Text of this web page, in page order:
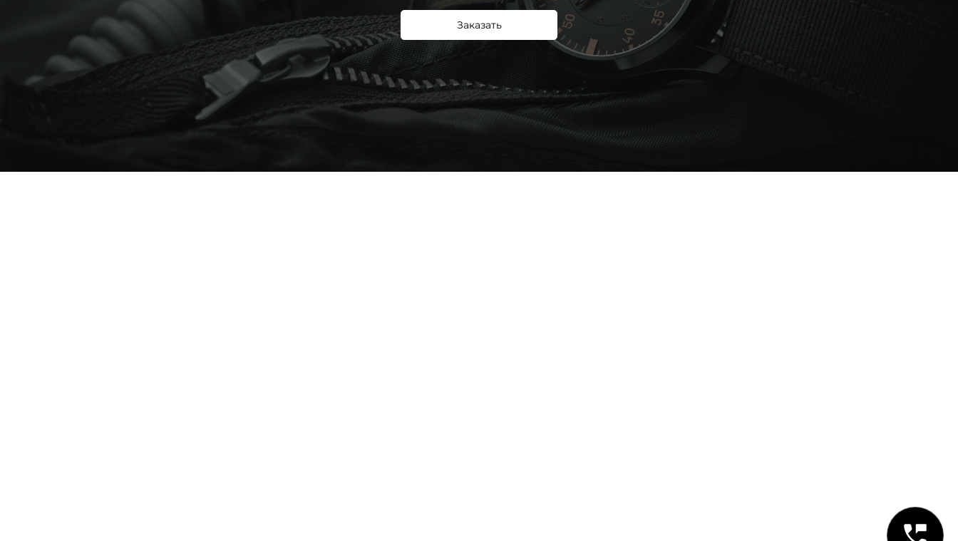
Заказать